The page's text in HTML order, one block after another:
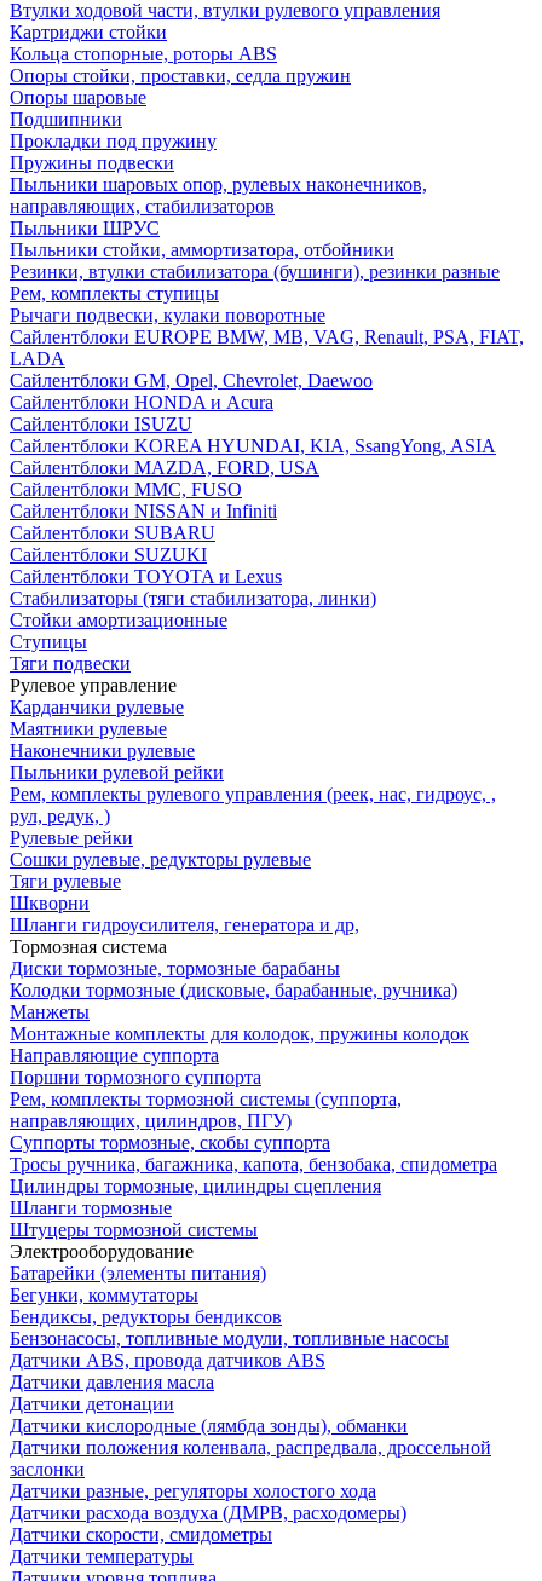
Втулки ходовой части, втулки рулевого управления
Картриджи стойки
Кольца стопорные, роторы ABS
Опоры стойки, проставки, седла пружин
Опоры шаровые
Подшипники
Прокладки под пружину
Пружины подвески
Пыльники шаровых опор, рулевых наконечников,
направляющих, стабилизаторов
Пыльники ШРУС
Пыльники стойки, аммортизатора, отбойники
Резинки, втулки стабилизатора (бушинги), резинки разные
Рем, комплекты ступицы
Рычаги подвески, кулаки поворотные
Сайлентблоки EUROPE BMW, MB, VAG, Renault, PSA, FIAT,
LADA
Сайлентблоки GM, Opel, Chevrolet, Daewoo
Сайлентблоки HONDA и Acura
Сайлентблоки ISUZU
Сайлентблоки KOREA HYUNDAI, KIA, SsangYong, ASIA
Сайлентблоки MAZDA, FORD, USA
Сайлентблоки MMC, FUSO
Сайлентблоки NISSAN и Infiniti
Сайлентблоки SUBARU
Сайлентблоки SUZUKI
Сайлентблоки TOYOTA и Lexus
Стабилизаторы (тяги стабилизатора, линки)
Стойки амортизационные
Ступицы
Тяги подвески
Рулевое управление
Карданчики рулевые
Маятники рулевые
Наконечники рулевые
Пыльники рулевой рейки
Рем, комплекты рулевого управления (реек, нас, гидроус, ,
рул, редук, )
Рулевые рейки
Сошки рулевые, редукторы рулевые
Тяги рулевые
Шкворни
Шланги гидроусилителя, генератора и др,
Тормозная система
Диски тормозные, тормозные барабаны
Колодки тормозные (дисковые, барабанные, ручника)
Манжеты
Монтажные комплекты для колодок, пружины колодок
Направляющие суппорта
Поршни тормозного суппорта
Рем, комплекты тормозной системы (суппорта,
направляющих, цилиндров, ПГУ)
Суппорты тормозные, скобы суппорта
Тросы ручника, багажника, капота, бензобака, спидометра
Цилиндры тормозные, цилиндры сцепления
Шланги тормозные
Штуцеры тормозной системы
Электрооборудование
Батарейки (элементы питания)
Бегунки, коммутаторы
Бендиксы, редукторы бендиксов
Бензонасосы, топливные модули, топливные насосы
Датчики ABS, провода датчиков ABS
Датчики давления масла
Датчики детонации
Датчики кислородные (лямбда зонды), обманки
Датчики положения коленвала, распредвала, дроссельной
заслонки
Датчики разные, регуляторы холостого хода
Датчики расхода воздуха (ДМРВ, расходомеры)
Датчики скорости, смидометры
Датчики температуры